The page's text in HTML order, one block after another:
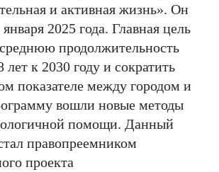
и активная жизнь». Он
января 2025 года. Главная цель
продолжительность
к 2030 году и сократить
показателе между городом и
вошли новые методы
помощи. Данный
правопреемником
проекта